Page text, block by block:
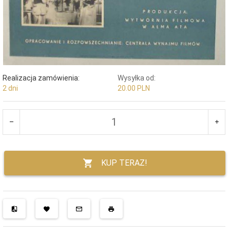
Realizacja zamówienia:
2 dni
Wysyłka od:
20.00 PLN
KUP TERAZ!